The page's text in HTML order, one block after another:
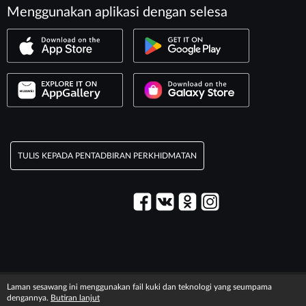
Menggunakan aplikasi dengan selesa
TULIS KEPADA PENTADBIRAN PERKHIDMATAN
Maklumat legal
T&C information
Laman sesawang ini menggunakan fail kuki dan teknologi yang seumpama
dengannya. Butiran lanjut